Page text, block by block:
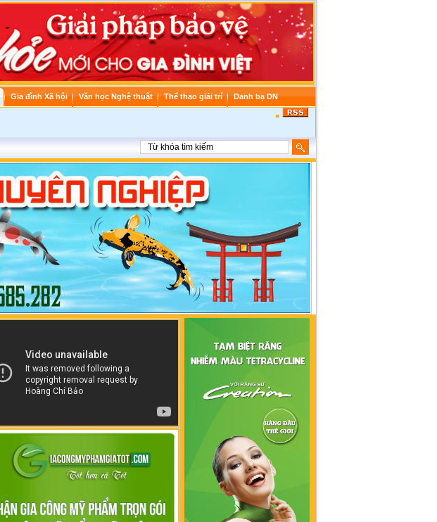
Gia đình Xã hội Văn học Nghệ thuật Thể thao giải trí Danh bạ DN